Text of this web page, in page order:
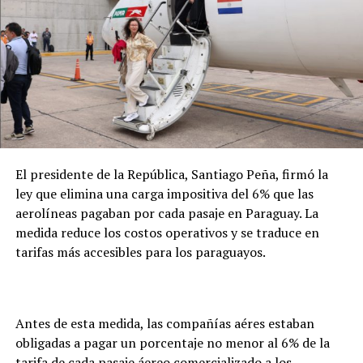
familiar, quien debe presentar la solicitud para la
apertura de un expediente. Desde ese momento, se
coordina con el consulado paraguayo la verificación del
fallecimiento, la obtención del certificado de defunción
y las gestiones necesarias para la repatriación. En este
caso, precisó que el seguro de la empresa cubrirá
íntegramente los costos del proceso.
El presidente de la República, Santiago Peña, firmó la
ley que elimina una carga impositiva del 6% que las
aerolíneas pagaban por cada pasaje en Paraguay. La
medida reduce los costos operativos y se traduce en
tarifas más accesibles para los paraguayos.
Antes de esta medida, las compañías aéres estaban
obligadas a pagar un porcentaje no menor al 6% de la